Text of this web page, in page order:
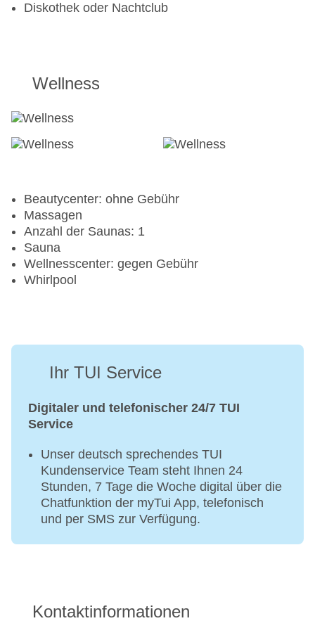
Diskothek oder Nachtclub
Wellness
Beautycenter: ohne Gebühr
Massagen
Anzahl der Saunas: 1
Sauna
Wellnesscenter: gegen Gebühr
Whirlpool
Ihr TUI Service
Digitaler und telefonischer 24/7 TUI
Service
Unser deutsch sprechendes TUI
Kundenservice Team steht Ihnen 24
Stunden, 7 Tage die Woche digital über die
Chatfunktion der myTui App, telefonisch
und per SMS zur Verfügung.
Kontaktinformationen